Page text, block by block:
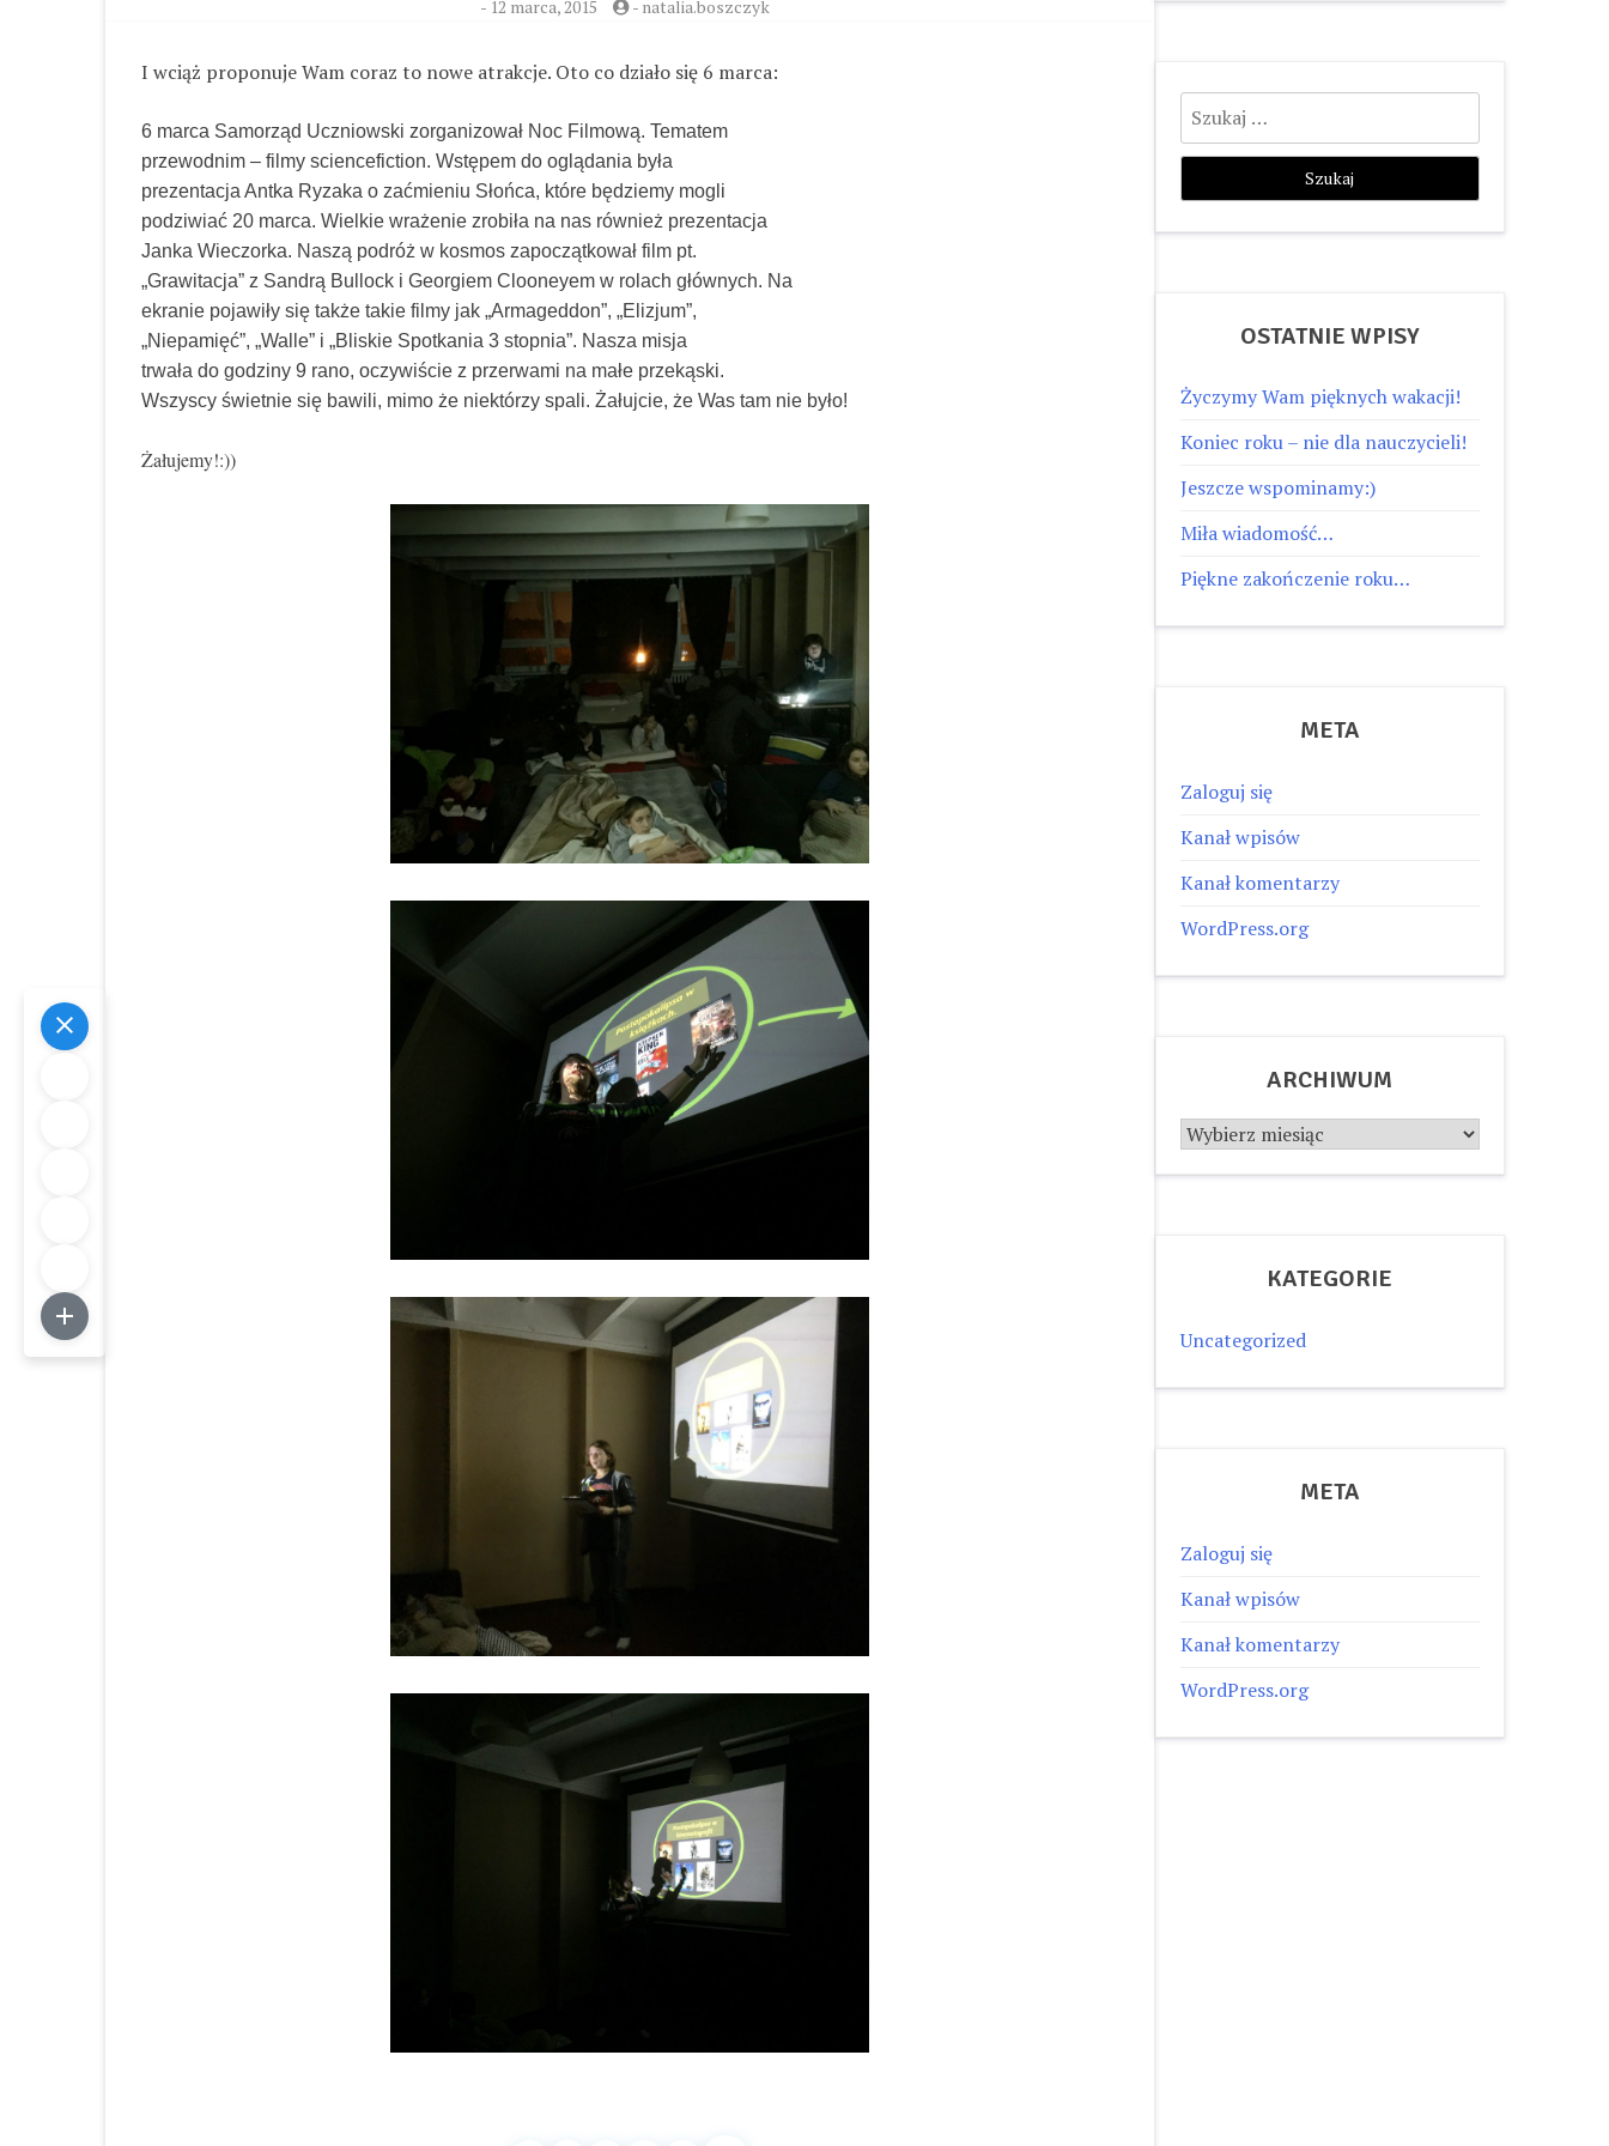
- 12 marca, 2015 - natalia.boszczyk
I wciąż proponuje Wam coraz to nowe atrakcje. Oto co działo się 6 marca:
6 marca Samorząd Uczniowski zorganizował Noc Filmową. Tematem
przewodnim – filmy science­fiction. Wstępem do oglądania była
prezentacja Antka Ryzaka o zaćmieniu Słońca, które będziemy mogli
podziwiać 20 marca. Wielkie wrażenie zrobiła na nas również prezentacja
Janka Wieczorka. Naszą podróż w kosmos zapoczątkował film pt.
„Grawitacja” z Sandrą Bullock i Georgiem Clooneyem w rolach głównych. Na
ekranie pojawiły się także takie filmy jak „Armageddon”, „Elizjum”,
„Niepamięć”, „Wall­e” i „Bliskie Spotkania 3 stopnia”. Nasza misja
trwała do godziny 9 rano, oczywiście z przerwami na małe przekąski.
Wszyscy świetnie się bawili, mimo że niektórzy spali. Żałujcie, że Was tam nie było!
Żałujemy!:))
Szukaj:
OSTATNIE WPISY
Życzymy Wam pięknych wakacji!
Koniec roku – nie dla nauczycieli!
Jeszcze wspominamy:)
Miła wiadomość…
Piękne zakończenie roku…
META
Zaloguj się
Kanał wpisów
Kanał komentarzy
WordPress.org
ARCHIWUM
Archiwum
KATEGORIE
Uncategorized
META
Zaloguj się
Kanał wpisów
Kanał komentarzy
WordPress.org